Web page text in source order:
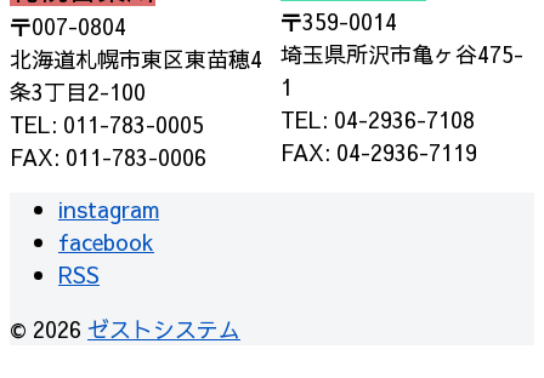
〒007-0804
北海道札幌市東区東苗穂4
条3丁目2-100
TEL: 011-783-0005
FAX: 011-783-0006
〒359-0014
埼玉県所沢市亀ヶ谷475-
1
TEL: 04-2936-7108
FAX: 04-2936-7119
instagram
facebook
RSS
© 2026 ゼストシステム